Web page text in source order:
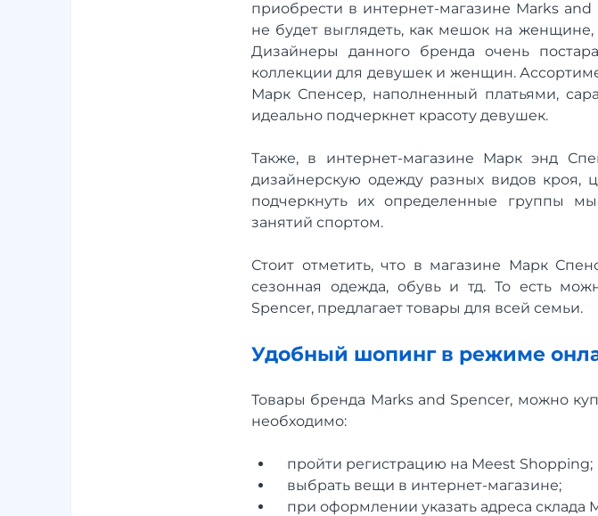
приобрести в интернет-магазине Marks
не будет выглядеть, как мешок на
Дизайнеры данного бренда очень
коллекции для девушек и женщин.
Марк Спенсер, наполненный платьями,
идеально подчеркнет красоту девушек.
Также, в интернет-магазине Марк энд
дизайнерскую одежду разных видов кроя,
подчеркнуть их определенные группы
занятий спортом.
Стоит отметить, что в магазине Марк
сезонная одежда, обувь и тд. То есть
Spencer, предлагает товары для всей семьи.
Удобный шопинг в режиме
Товары бренда Marks and Spencer, можно
необходимо:
пройти регистрацию на Meest Shopping;
выбрать вещи в интернет-магазине;
при оформлении указать адреса склада